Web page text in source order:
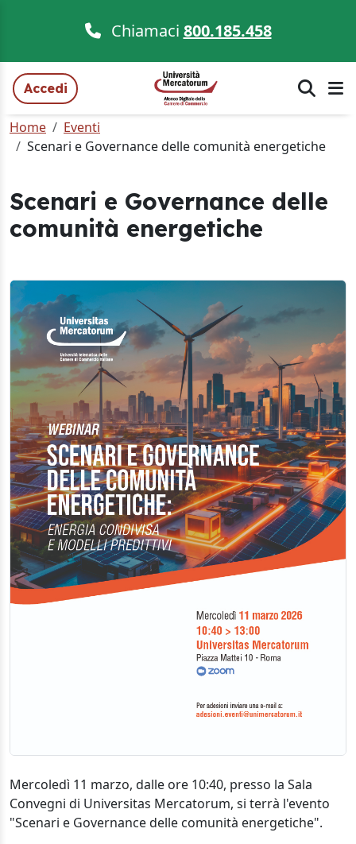
Chiamaci 800.185.458
Accedi
Home
Eventi
Scenari e Governance delle comunità energetiche
Scenari e Governance delle
comunità energetiche
Mercoledì 11 marzo, dalle ore 10:40, presso la Sala
Convegni di Universitas Mercatorum, si terrà l'evento
"Scenari e Governance delle comunità energetiche".